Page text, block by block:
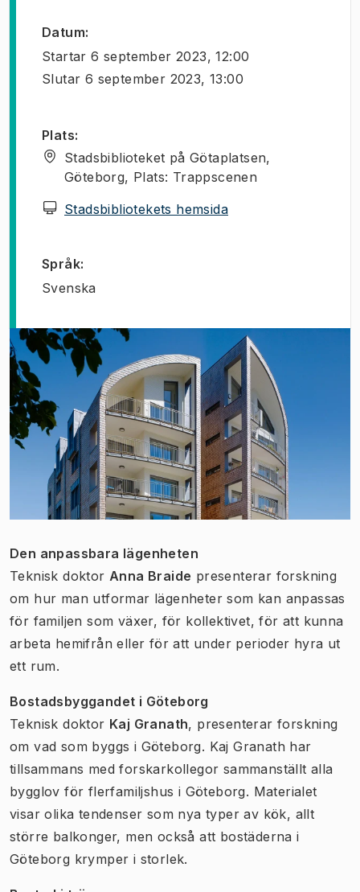
Datum:
Startar 6 september 2023, 12:00
Slutar 6 september 2023, 13:00
Plats:
Stadsbiblioteket på Götaplatsen,
Göteborg, Plats: Trappscenen
Stadsbibliotekets hemsida(
Språk:
Svenska
Den anpassbara lägenheten
Teknisk doktor Anna Braide presenterar forskning
om hur man utformar lägenheter som kan anpassas
för familjen som växer, för kollektivet, för att kunna
arbeta hemifrån eller för att under perioder hyra ut
ett rum.
Bostadsbyggandet i Göteborg
Teknisk doktor Kaj Granath, presenterar forskning
om vad som byggs i Göteborg. Kaj Granath har
tillsammans med forskarkollegor sammanställt alla
bygglov för flerfamiljshus i Göteborg. Materialet
visar olika tendenser som nya typer av kök, allt
större balkonger, men också att bostäderna i
Göteborg krymper i storlek.